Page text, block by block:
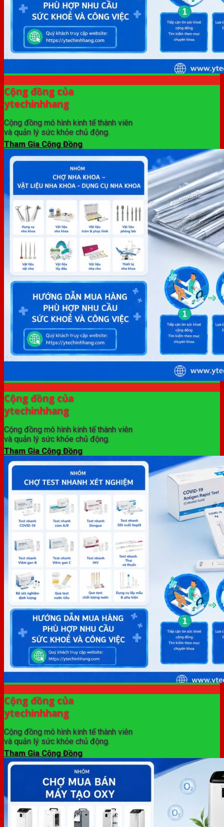
Cộng đồng của
ytechinhhang
Cộng đồng mô hình kinh tế thành viên
và quản lý sức khỏe chủ động.
Tham Gia Cộng Đồng
Cộng đồng của
ytechinhhang
Cộng đồng mô hình kinh tế thành viên
và quản lý sức khỏe chủ động.
Tham Gia Cộng Đồng
Cộng đồng của
ytechinhhang
Cộng đồng mô hình kinh tế thành viên
và quản lý sức khỏe chủ động.
Tham Gia Cộng Đồng